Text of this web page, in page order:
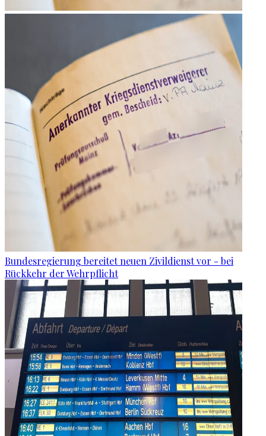
Bundesregierung bereitet neuen Zivildienst vor - bei
Rückkehr der Wehrpflicht